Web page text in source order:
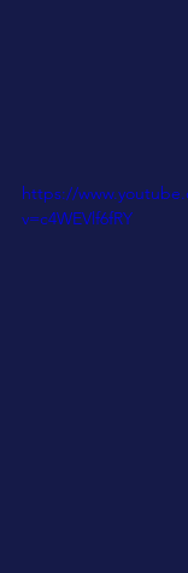
https://
v=c4WEVlf6fRY